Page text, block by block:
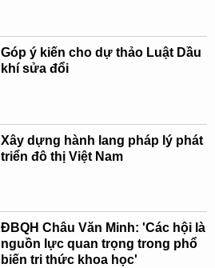
Góp ý kiến cho dự thảo Luật Dầu
khí sửa đổi
Xây dựng hành lang pháp lý phát
triển đô thị Việt Nam
ĐBQH Châu Văn Minh: 'Các hội là
nguồn lực quan trọng trong phổ
biến tri thức khoa học'